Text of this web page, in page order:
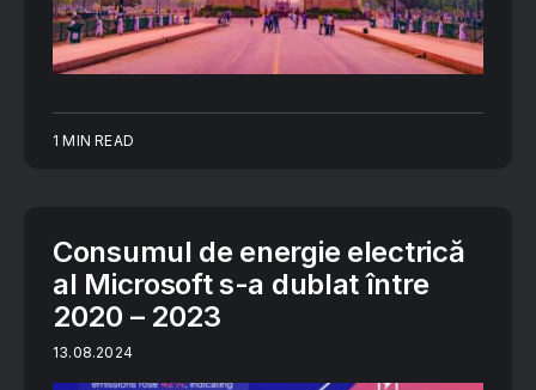
1 MIN READ
Consumul de energie electrică
al Microsoft s-a dublat între
2020 – 2023
13.08.2024